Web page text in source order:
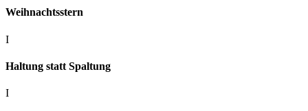
Weihnachtsstern
I
Haltung statt Spaltung
I